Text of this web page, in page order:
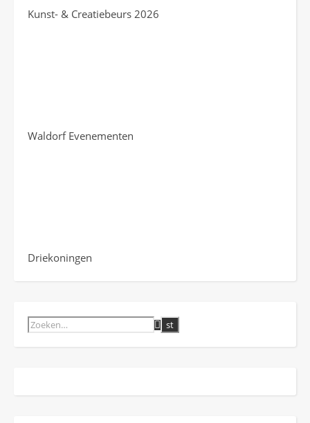
Kunst- & Creatiebeurs 2026
Waldorf Evenementen
Driekoningen